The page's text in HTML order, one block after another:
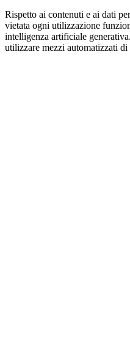
Rispetto ai contenuti e ai dati
vietata ogni utilizzazione
intelligenza artificiale
utilizzare mezzi automatizzati di